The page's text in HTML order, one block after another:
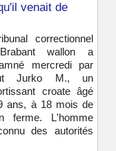
venait de
correctionnel
wallon a
mercredi par
Jurko M., un
croate âgé
ans, à 18 mois de
ferme. L'homme
des autorités